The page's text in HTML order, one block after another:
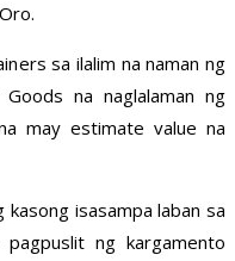
sa ilalim na naman ng
na naglalaman ng
may estimate value na
kasong isasampa laban sa
ng kargamento